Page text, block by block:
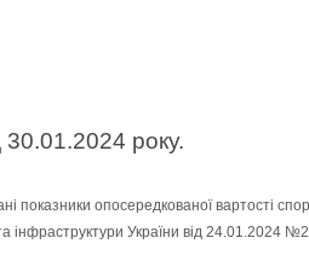
30.01.2024 року.
показники опосередкованої вартості
інфраструктури України від 24.01.2024